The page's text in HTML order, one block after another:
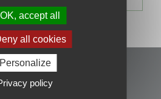
OK, accept all
all cookies
Personalize
policy